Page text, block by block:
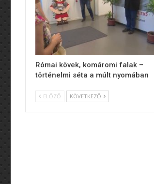
Római kövek, komáromi falak –
történelmi séta a múlt nyomában
ELŐZŐ KÖVETKEZŐ